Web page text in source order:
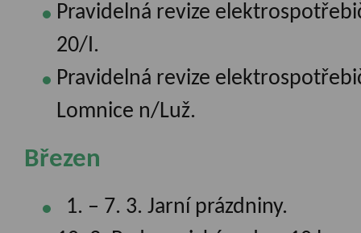
Pravidelná revize
20/I.
Pravidelná revize
Lomnice n/Luž.
Březen
1. – 7. 3. Jarní prázdniny.